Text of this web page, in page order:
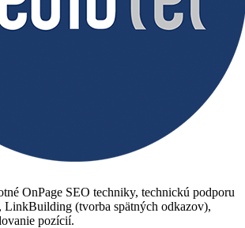
OnPage SEO techniky, technickú podporu
LinkBuilding (tvorba spätných odkazov),
pozícií.